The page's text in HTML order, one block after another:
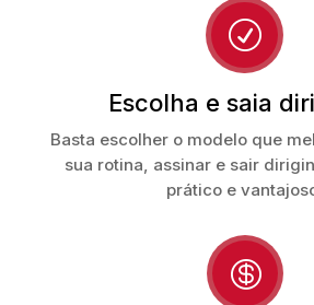
R
Escolha e saia
Basta escolher o modelo que
sua rotina, assinar e sair
prático e
